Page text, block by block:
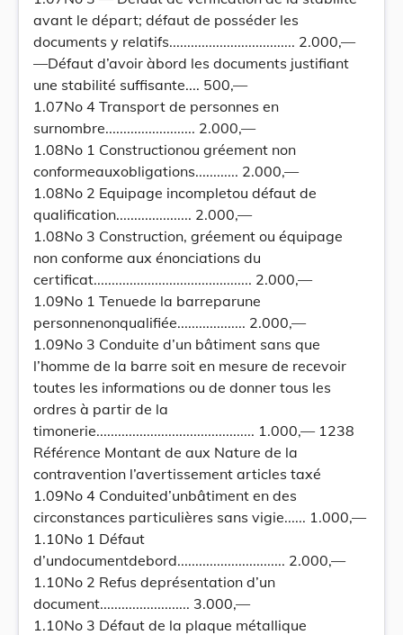
avant le départ; défaut de posséder les
documents y relatifs................................... 2.000,—
—Défaut d’avoir àbord les documents justifiant
une stabilité suffisante.... 500,—
1.07No 4 Transport de personnes en
surnombre......................... 2.000,—
1.08No 1 Constructionou gréement non
conformeauxobligations............ 2.000,—
1.08No 2 Equipage incompletou défaut de
qualification..................... 2.000,—
1.08No 3 Construction, gréement ou équipage
non conforme aux énonciations du
certificat............................................ 2.000,—
1.09No 1 Tenuede la barreparune
personnenonqualifiée................... 2.000,—
1.09No 3 Conduite d’un bâtiment sans que
l’homme de la barre soit en mesure de recevoir
toutes les informations ou de donner tous les
ordres à partir de la
timonerie............................................ 1.000,— 1238
Référence Montant de aux Nature de la
contravention l’avertissement articles taxé
1.09No 4 Conduited’unbâtiment en des
circonstances particulières sans vigie...... 1.000,—
1.10No 1 Défaut
d’undocumentdebord.............................. 2.000,—
1.10No 2 Refus deprésentation d’un
document......................... 3.000,—
1.10No 3 Défaut de la plaque métallique